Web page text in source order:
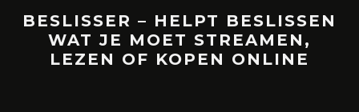
BESLISSER – HELPT BESLISSEN
WAT JE MOET STREAMEN,
LEZEN OF KOPEN ONLINE